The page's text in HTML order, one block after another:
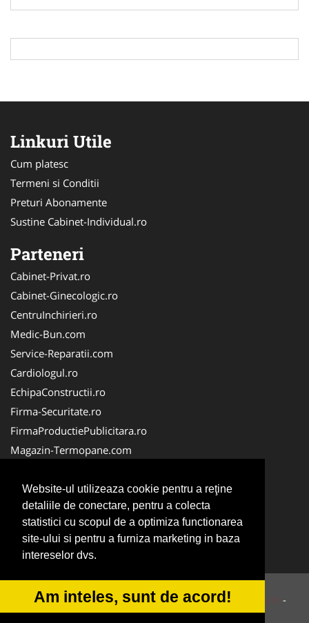
Website-ul utilizeaza cookie pentru a reţine
detaliile de conectare, pentru a colecta
statistici cu scopul de a optimiza functionarea
site-ului si pentru a furniza marketing in baza
intereselor dvs.
Am inteles, sunt de acord!
Linkuri Utile
Cum platesc
Termeni si Conditii
Preturi Abonamente
Sustine Cabinet-Individual.ro
Parteneri
Cabinet-Privat.ro
Cabinet-Ginecologic.ro
CentruInchirieri.ro
Medic-Bun.com
Service-Reparatii.com
Cardiologul.ro
EchipaConstructii.ro
Firma-Securitate.ro
FirmaProductiePublicitara.ro
Magazin-Termopane.com
CramaVinuri.ro
FirmaTractariAuto.ro
InstalatiiSolare.com
Pescaresc.ro
© 2014-2026 Powered byVilonMedia&Tokaido Consult
-